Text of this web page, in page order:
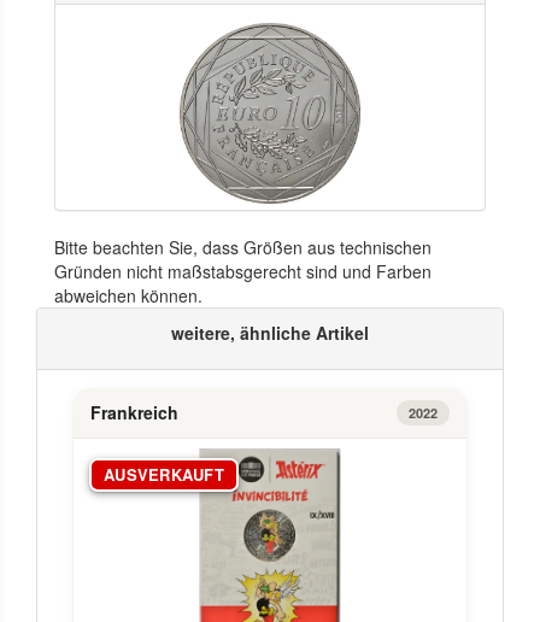
Bitte beachten Sie, dass Größen aus technischen
Gründen nicht maßstabsgerecht sind und Farben
abweichen können.
weitere, ähnliche Artikel
Frankreich 2022
AUSVERKAUFT